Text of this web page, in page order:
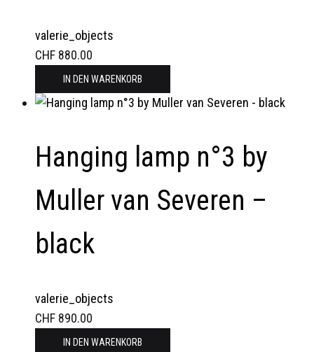
valerie_objects
CHF 880.00
IN DEN WARENKORB
Hanging lamp n°3 by
Muller van Severen –
black
valerie_objects
CHF 890.00
IN DEN WARENKORB